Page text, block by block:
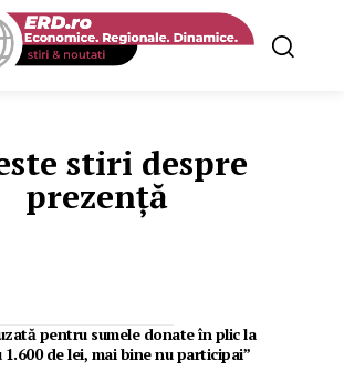
stiri despre
prezență
pentru sumele donate în plic la
1.600 de lei, mai bine nu participai”